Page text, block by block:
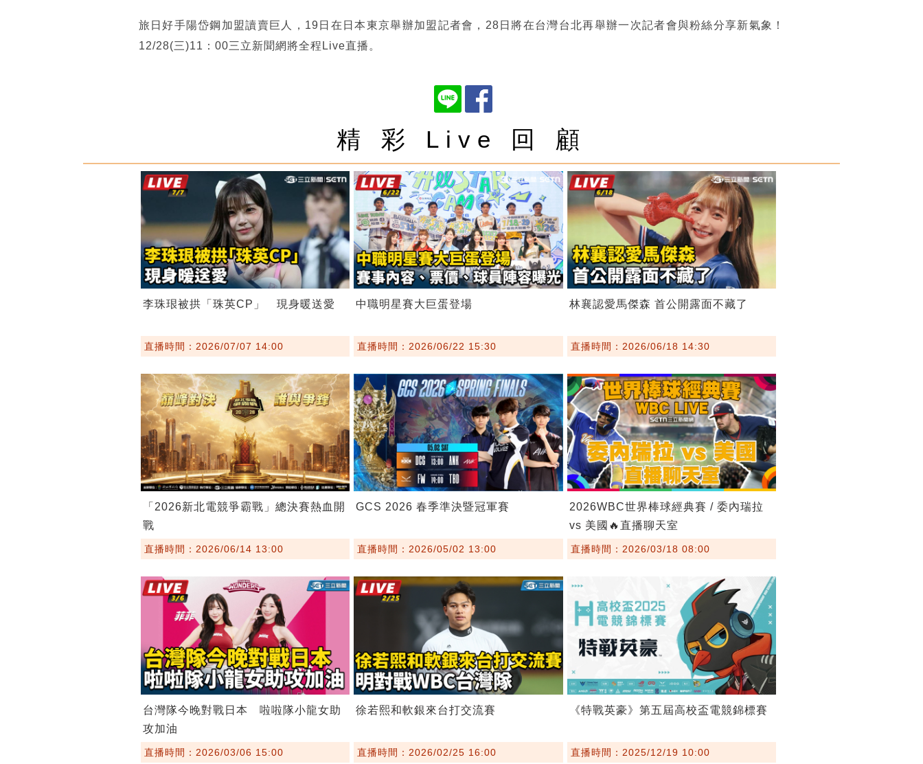
旅日好手陽岱鋼加盟讀賣巨人，19日在日本東京舉辦加盟記者會，28日將在台灣台北再舉辦一次記者會與粉絲分享新氣象！
12/28(三)11：00三立新聞網將全程Live直播。
精 彩 Live 回 顧
李珠珢被拱「珠英CP」 現身暖送愛
直播時間：2026/07/07 14:00
中職明星賽大巨蛋登場
直播時間：2026/06/22 15:30
林襄認愛馬傑森 首公開露面不藏了
直播時間：2026/06/18 14:30
「2026新北電競爭霸戰」總決賽熱血開
戰
直播時間：2026/06/14 13:00
GCS 2026 春季準決暨冠軍賽
直播時間：2026/05/02 13:00
2026WBC世界棒球經典賽 / 委內瑞拉
vs 美國🔥直播聊天室
直播時間：2026/03/18 08:00
台灣隊今晚對戰日本 啦啦隊小龍女助
攻加油
直播時間：2026/03/06 15:00
徐若熙和軟銀來台打交流賽
直播時間：2026/02/25 16:00
《特戰英豪》第五屆高校盃電競錦標賽
直播時間：2025/12/19 10:00